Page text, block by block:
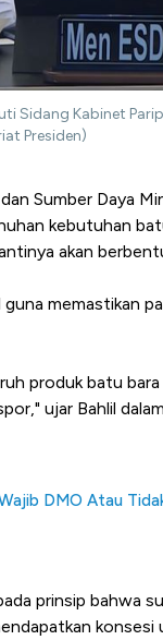
Sidang Kabinet
Presiden)
Sumber Daya
kebutuhan
akan
memastikan
produk batu
ujar Bahlil
DMO Atau
prinsip bahwa
konsesi